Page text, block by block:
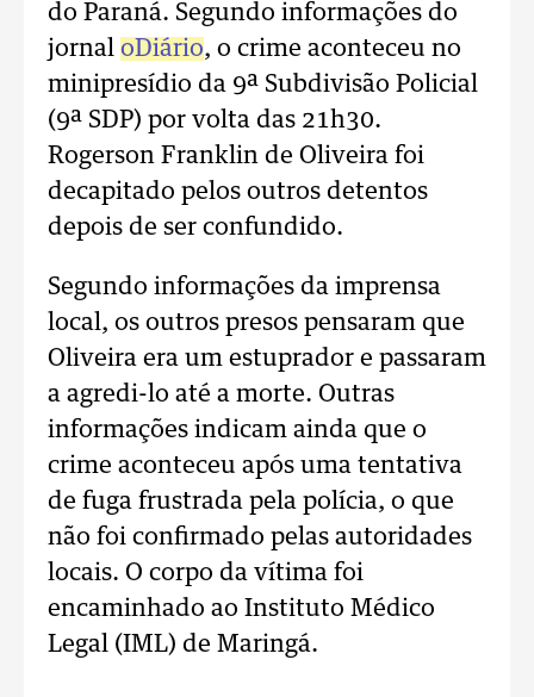
do Paraná. Segundo informações do
jornal oDiário, o crime aconteceu no
minipresídio da 9ª Subdivisão Policial
(9ª SDP) por volta das 21h30.
Rogerson Franklin de Oliveira foi
decapitado pelos outros detentos
depois de ser confundido.
Segundo informações da imprensa
local, os outros presos pensaram que
Oliveira era um estuprador e passaram
a agredi-lo até a morte. Outras
informações indicam ainda que o
crime aconteceu após uma tentativa
de fuga frustrada pela polícia, o que
não foi confirmado pelas autoridades
locais. O corpo da vítima foi
encaminhado ao Instituto Médico
Legal (IML) de Maringá.